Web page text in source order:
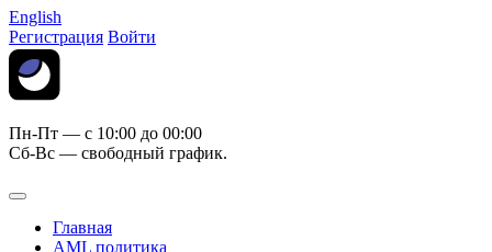
English
Регистрация Войти
Пн-Пт — c 10:00 до 00:00
Сб-Вс — свободный график.
Главная
AML политика